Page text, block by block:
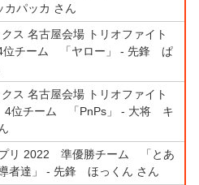
パッカ さん
ス 名古屋会場 トリオファイト
位チーム 「ヤロー」 - 先鋒 ぱ
ス 名古屋会場 トリオファイト
4位チーム 「PnPs」 - 大将 キ
リ 2022 準優勝チーム 「とあ
者達」 - 先鋒 ほっくん さん